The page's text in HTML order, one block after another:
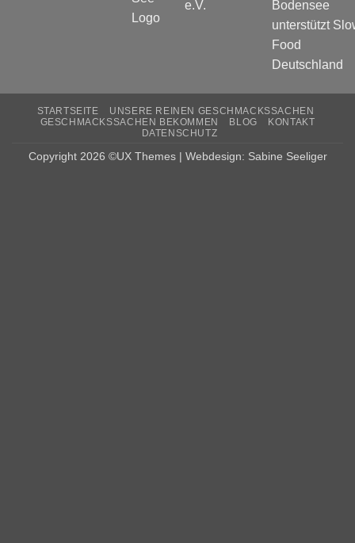
STARTSEITE
UNSERE REINEN GESCHMACKSSACHEN
GESCHMACKSSACHEN BEKOMMEN
BLOG
KONTAKT
DATENSCHUTZ
Copyright 2026 ©UX Themes | Webdesign: Sabine Seeliger